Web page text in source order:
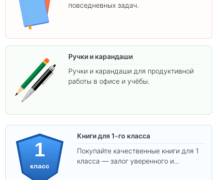
повседневных задач.
Ручки и карандаши
Ручки и карандаши для продуктивной
работы в офисе и учёбы.
1
класс
Книги для 1-го класса
Покупайте качественные книги для 1
класса — залог уверенного и